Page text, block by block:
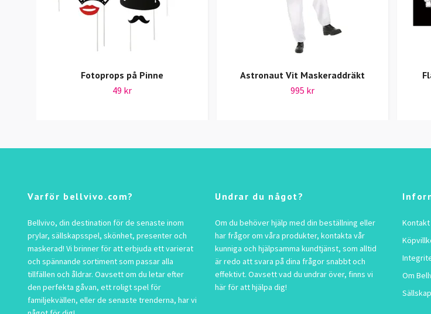
Fotoprops på Pinne
49 kr
Astronaut Vit Maskeraddräkt
995 kr
Varför bellvivo.com?
Bellvivo, din destination för de senaste inom
prylar, sällskapsspel, skönhet, presenter och
maskerad! Vi brinner för att erbjuda ett varierat
och spännande sortiment som passar alla
tillfällen och åldrar. Oavsett om du letar efter
den perfekta gåvan, ett roligt spel för
familjekvällen, eller de senaste trenderna, har vi
Undrar du något?
Om du behöver hjälp med din beställning eller
har frågor om våra produkter, kontakta vår
kunniga och hjälpsamma kundtjänst, som alltid
är redo att svara på dina frågor snabbt och
effektivt. Oavsett vad du undrar över, finns vi
här för att hjälpa dig!
Kontakt
Om